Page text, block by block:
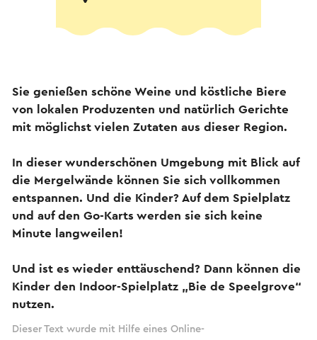
Sie genießen schöne Weine und köstliche Biere
von lokalen Produzenten und natürlich Gerichte
mit möglichst vielen Zutaten aus dieser Region.
In dieser wunderschönen Umgebung mit Blick auf
die Mergelwände können Sie sich vollkommen
entspannen. Und die Kinder? Auf dem Spielplatz
und auf den Go-Karts werden sie sich keine
Minute langweilen!
Und ist es wieder enttäuschend? Dann können die
Kinder den Indoor-Spielplatz „Bie de Speelgrove“
nutzen.
Dieser Text wurde mit Hilfe eines Online-